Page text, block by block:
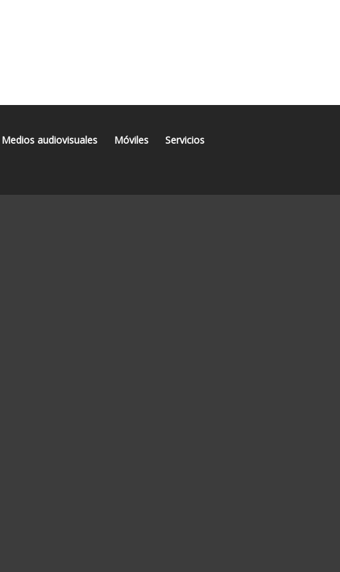
Medios audiovisuales Móviles Servicios